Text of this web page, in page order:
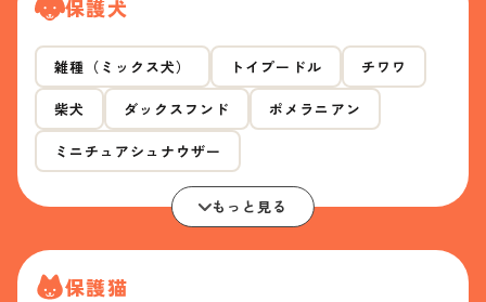
保護犬
雑種（ミックス犬） トイプードル チワワ
柴犬 ダックスフンド ポメラニアン
ミニチュアシュナウザー
もっと見る
保護猫